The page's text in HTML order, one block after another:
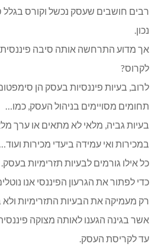
רבים חושבים שעסק נכשל וקורס בגלל
נכון.
אך מדוע התרחשה אותה סיבה
לקרוס?
לרוב, בעיות פיננסיות בעסק הן
תחומים מסויימים בניהול העסק, כמו…
בעיות גביה, מלאי לא מתאים או ערך
במכירות ואי עמידה ביעדי מכירות ועוד…
כל אילו גורמים לבעיות תזרימיות בעסק.
כדי לפתור את הגרעון הפיננסי אנו
רק מעמיקה את הבעיות התזרימיות
אשר בגינה הגענו לאותה מצוקה
עד לקריסת העסק.